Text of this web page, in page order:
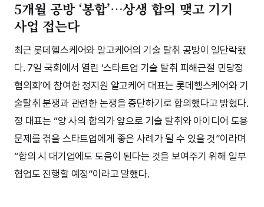
5개월 공방 ‘봉합’…상생 합의 맺고 기기
사업 접는다
최근 롯데헬스케어와 알고케어의 기술 탈취 공방이 일단락됐
다. 7일 국회에서 열린 ‘스타트업 기술 탈취 피해근절 민당정
협의회’에 참여한 정지원 알고케어 대표는 롯데헬스케어와 기
술탈취 분쟁과 관련한 논쟁을 중단하기로 합의했다고 밝혔다.
정 대표는 “양 사의 합의가 앞으로 기술 탈취와 아이디어 도용
문제를 겪을 스타트업에게 좋은 사례가 될 수 있을 것”이라며
“합의 시 대기업에도 도움이 된다는 것을 보여주기 위해 일부
협업도 진행할 예정”이라고 말했다.